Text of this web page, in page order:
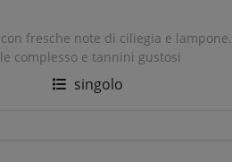
fresche note di ciliegia e
complesso e tannini gustosi
singolo